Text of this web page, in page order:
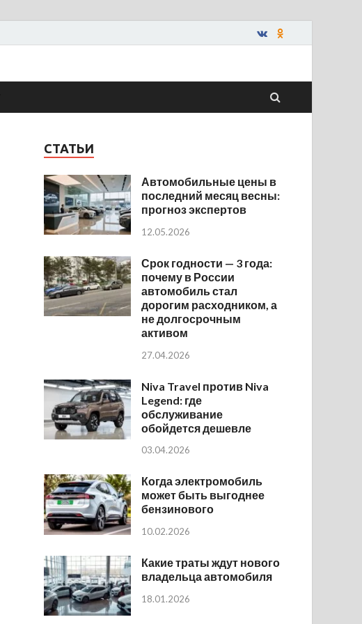
СТАТЬИ
Автомобильные цены в
последний месяц весны:
прогноз экспертов
12.05.2026
Срок годности — 3 года:
почему в России
автомобиль стал
дорогим расходником, а
не долгосрочным
активом
27.04.2026
Niva Travel против Niva
Legend: где
обслуживание
обойдется дешевле
03.04.2026
Когда электромобиль
может быть выгоднее
бензинового
10.02.2026
Какие траты ждут нового
владельца автомобиля
18.01.2026